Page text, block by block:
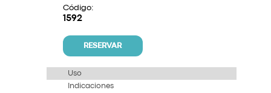
Código:
1592
RESERVAR
Uso
Indicaciones